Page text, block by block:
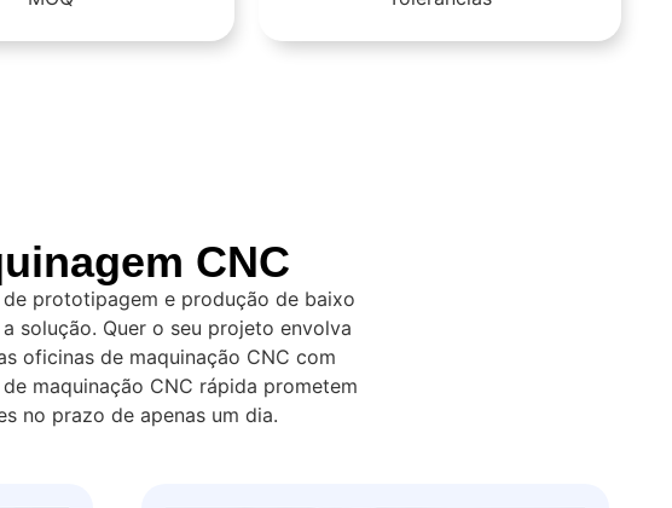
CNC
prototipagem e produção de baixo
solução. Quer o seu projeto envolva
oficinas de maquinação CNC com
maquinação CNC rápida prometem
no prazo de apenas um dia.